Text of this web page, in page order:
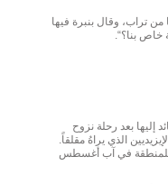
تراب، وقال بنبرة فيها
خاص بنا؟“.
إليها بعد رحلة نزوح
الذي يراهُ مقلقاً.
للمنطقة في آب أغسطس